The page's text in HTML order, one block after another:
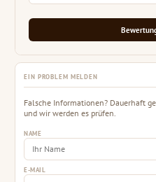
EIN PROBLEM MELDEN
Falsche Informationen? Dauerhaft
und wir werden es prüfen.
NAME
E-MAIL